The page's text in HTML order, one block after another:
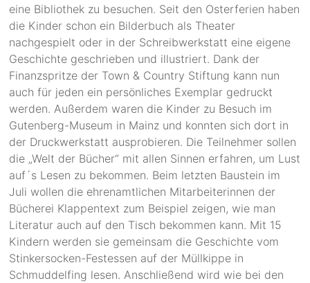
eine Bibliothek zu besuchen. Seit den Osterferien haben
die Kinder schon ein Bilderbuch als Theater
nachgespielt oder in der Schreibwerkstatt eine eigene
Geschichte geschrieben und illustriert. Dank der
Finanzspritze der Town & Country Stiftung kann nun
auch für jeden ein persönliches Exemplar gedruckt
werden. Außerdem waren die Kinder zu Besuch im
Gutenberg-Museum in Mainz und konnten sich dort in
der Druckwerkstatt ausprobieren. Die Teilnehmer sollen
die „Welt der Bücher“ mit allen Sinnen erfahren, um Lust
auf´s Lesen zu bekommen. Beim letzten Baustein im
Juli wollen die ehrenamtlichen Mitarbeiterinnen der
Bücherei Klappentext zum Beispiel zeigen, wie man
Literatur auch auf den Tisch bekommen kann. Mit 15
Kindern werden sie gemeinsam die Geschichte vom
Stinkersocken-Festessen auf der Müllkippe in
Schmuddelfing lesen. Anschließend wird wie bei den